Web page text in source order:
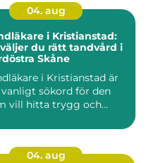
04. aug
i Kristianstad:
du rätt tandvård i
Skåne
i Kristianstad är
sökord för den
vill hitta trygg och...
04. aug